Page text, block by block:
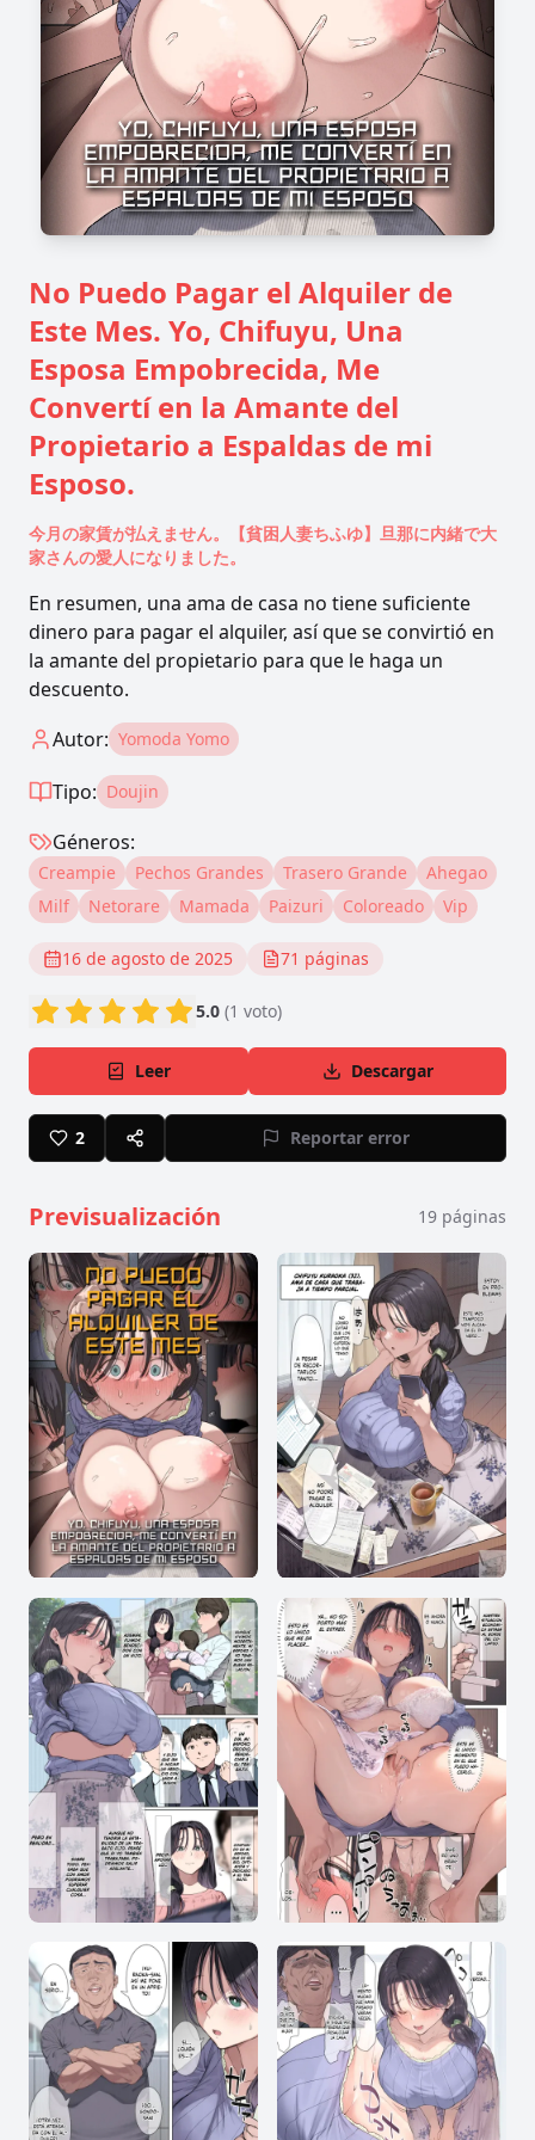
No Puedo Pagar el Alquiler de
Este Mes. Yo, Chifuyu, Una
Esposa Empobrecida, Me
Convertí en la Amante del
Propietario a Espaldas de mi
Esposo.
今月の家賃が払えません。【貧困人妻ちふゆ】旦那に内緒で大
家さんの愛人になりました。
En resumen, una ama de casa no tiene suficiente
dinero para pagar el alquiler, así que se convirtió en
la amante del propietario para que le haga un
descuento.
Autor: Yomoda Yomo
Tipo: Doujin
Géneros:
Creampie Pechos Grandes Trasero Grande
Ahegao
Milf
Netorare Mamada Paizuri Coloreado Vip
16 de agosto de 2025 71 páginas
5.0 (1 voto)
Leer Descargar
2 Reportar error
Previsualización 19 páginas